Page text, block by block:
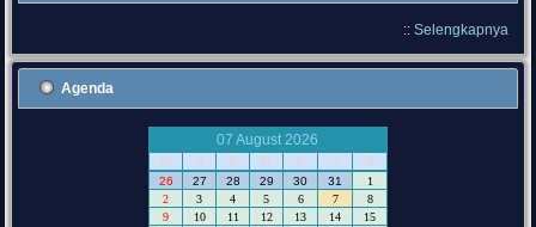
:: Selengkapnya
Agenda
07 August 2026
M
S S R K J S
26 27 28 29 30 31
1
2
3 4 5 6 7
8
9
10 11 12 13 14
15